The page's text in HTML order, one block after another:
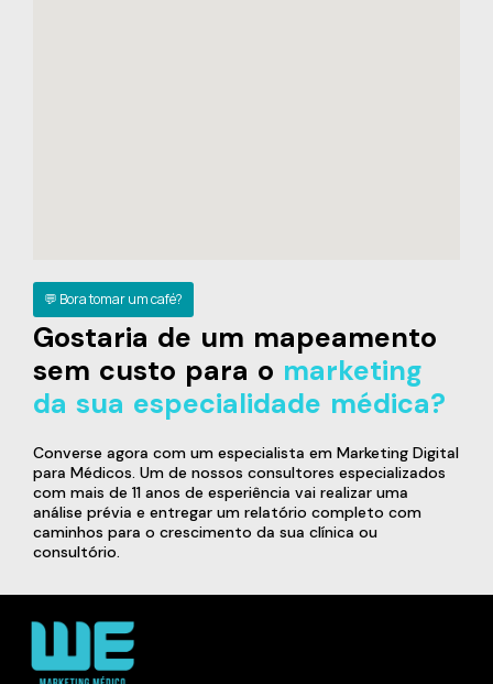
💬 Bora tomar um café?
Gostaria de um mapeamento
sem custo para o marketing
da sua especialidade médica?
Converse agora com um especialista em Marketing Digital
para Médicos. Um de nossos consultores especializados
com mais de 11 anos de esperiência vai realizar uma
análise prévia e entregar um relatório completo com
caminhos para o crescimento da sua clínica ou
consultório.